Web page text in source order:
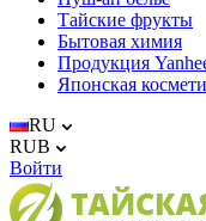
Тайские фрукты
Бытовая химия
Продукция
Японская
RU
RUB
Войти